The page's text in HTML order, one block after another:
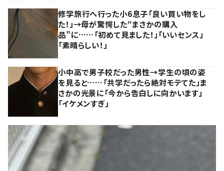
修学旅行へ行った小6息子「良い買い物をし
た！」→母が驚愕した“まさかの購入
品”に……「初めて見ました！」「いいセンス」
「素晴らしい！」
小中高で男子校だった男性→学生の頃の姿
を見ると……「共学だったら絶対モテてた」ま
さかの光景に「今から告白しに向かいます」
「イケメンすぎ」